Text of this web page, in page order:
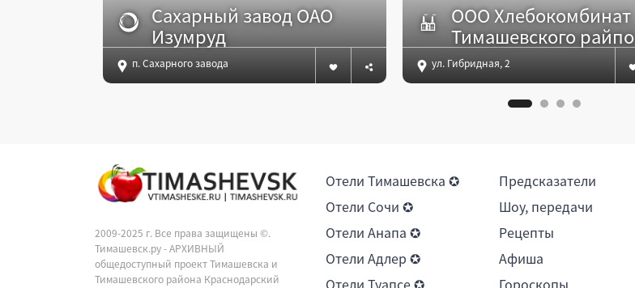
Сахарный завод ОАО
Изумруд
п. Сахарного завода
ООО Хлебокомбинат
Тимашевского райпо
ул. Гибридная, 2
2009-2025 г. Все права защищены ©.
Тимашевск.ру - АРХИВНЫЙ
общедоступный проект Тимашевска и
Тимашевского района Краснодарский
Отели Тимашевска ✪
Отели Сочи ✪
Отели Анапа ✪
Отели Адлер ✪
Отели Туапсе ✪
Предсказатели
Шоу, передачи
Рецепты
Афиша
Гороскопы